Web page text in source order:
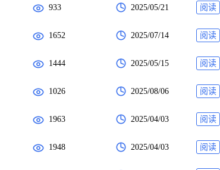
933 2025/05/21 阅读
1652 2025/07/14 阅读
1444 2025/05/15 阅读
1026 2025/08/06 阅读
1963 2025/04/03 阅读
1948 2025/04/03 阅读